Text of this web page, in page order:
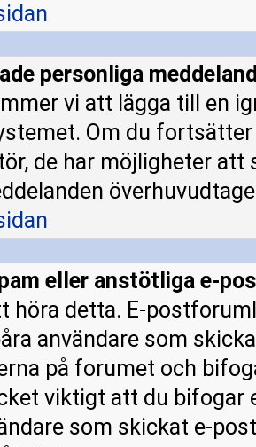
personliga
vi att lägga till en
Om du
de har möjligheter
eller anstötliga e-
höra detta. E-
användare som
på forumet och
viktigt att du bifogar
som skickat e-